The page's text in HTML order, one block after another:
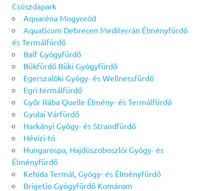
Csúszdapark
Aquaréna Mogyoród
Aquaticum Debrecen Mediterrán Élményfürdő
és Termálfürdő
Balf Gyógyfürdő
Bükfürdő Büki Gyógyfürdő
Egerszalóki Gyógy- és Wellnessfürdő
Egri termálfürdő
Győr Rába Quelle Élmény- és Termálfürdő
Gyulai Várfürdő
Harkányi Gyógy- és Strandfürdő
Hévízi-tó
Hungarospa, Hajdúszoboszlói Gyógy- és
Élményfürdő
Kehida Termál, Gyógy- és Élményfürdő
Brigetio Gyógyfürdő Komárom